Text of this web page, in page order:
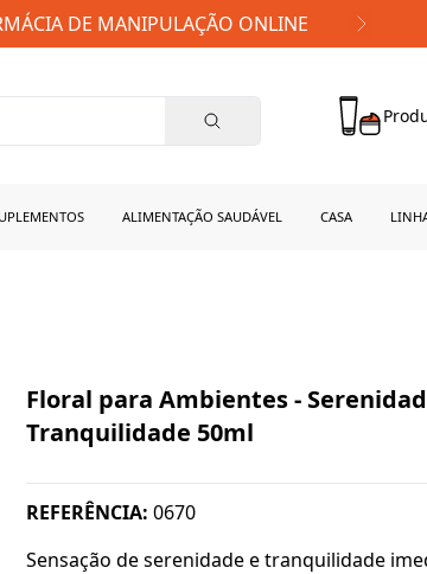
GRÁTIS PARA TODO BRASIL!
ALIMENTAÇÃO SAUDÁVEL CASA
Floral para Ambientes -
Tranquilidade 50ml
REFERÊNCIA: 0670
Sensação de serenidade e tranquilidade